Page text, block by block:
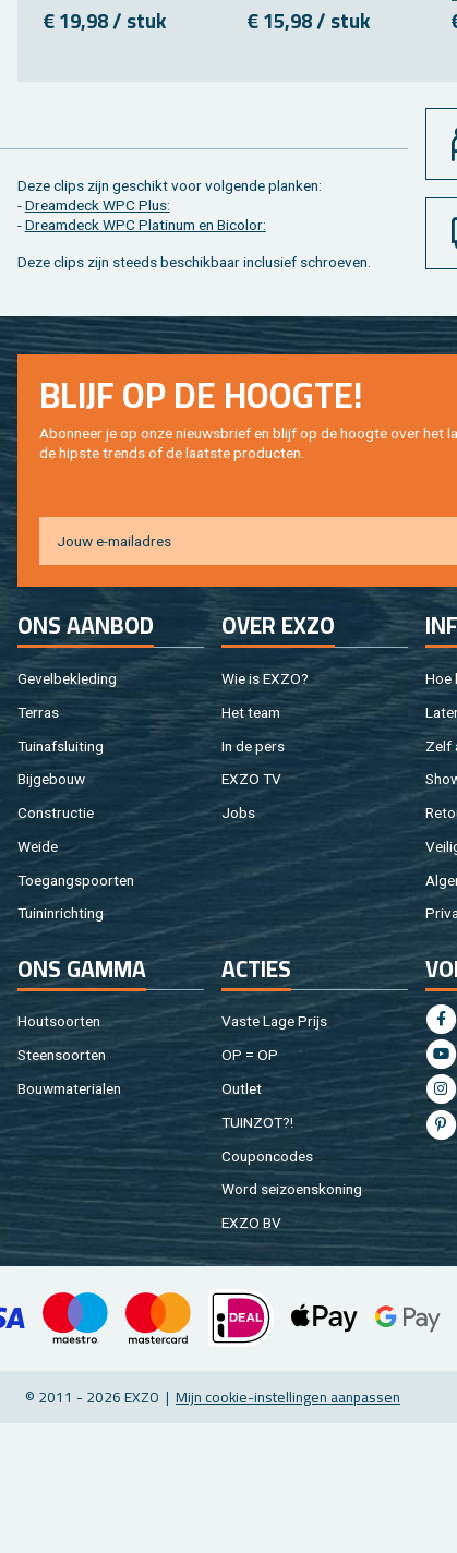
€ 19,98 / stuk € 15,98 / stuk
Deze clips zijn ge­schikt voor vol­gen­de plan­ken:
-Dream­deck WPC Plus:
-Dream­deck WPC Pla­ti­num en Bi­co­lor:
Deze clips zijn steeds be­schik­baar in­clu­sief schroe­ven.
BLIJF OP DE HOOG­TE!
Abon­neer je op onze nieuws­brief en blijf op de hoog­te over het
de hip­s­te trends of de laat­ste pro­duc­ten.
ONS AAN­BOD
Ge­vel­be­kle­ding
Ter­ras
Tuin­af­slui­ting
Bij­ge­bouw
Con­struc­tie
Weide
Toe­gangs­poor­ten
Tuin­in­rich­ting
OVER EXZO
Wie is EXZO?
Het team
In de pers
EXZO TV
Jobs
Hoe
Zelf
ONS GAMMA
Hout­soor­ten
Steen­soor­ten
Bouw­ma­te­ri­a­len
AC­TIES
Vaste Lage Prijs
OP = OP
Out­let
TUIN­ZOT?!
Cou­pon­co­des
Word sei­zoens­ko­ning
EXZO BV
© 2011 - 2026 EXZO | Mijn coo­kie-in­stel­lin­gen aan­pas­sen